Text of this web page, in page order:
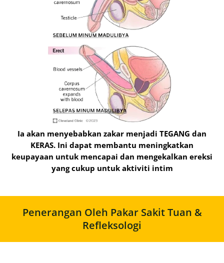
Ia akan menyebabkan zakar menjadi TEGANG dan
KERAS. Ini dapat membantu meningkatkan
keupayaan untuk mencapai dan mengekalkan ereksi
yang cukup untuk aktiviti intim
Penerangan Oleh Pakar Sakit Tuan &
Refleksologi